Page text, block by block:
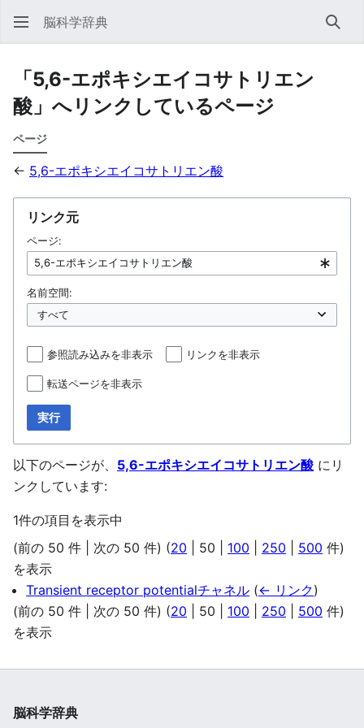
脳科学辞典 検索
「5,6-エポキシエイコサトリエン
酸」へリンクしているページ
ページ
← 5,6-エポキシエイコサトリエン酸
リンク元
ページ:
名前空間:
参照読み込みを非表示 リンクを非表示
転送ページを非表示
実行
以下のページが、 5,6-エポキシエイコサトリエン酸 にリ
ンクしています:
1件の項目を表示中
(前の 50 件 次の 50 件) (20 50 100 250 500 件)
を表示
Transient receptor potentialチャネル (← リンク)
(前の 50 件 次の 50 件) (20 50 100 250 500 件)
を表示
脳科学辞典